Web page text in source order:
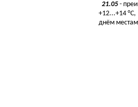
21.05 -
+12...+14
днём